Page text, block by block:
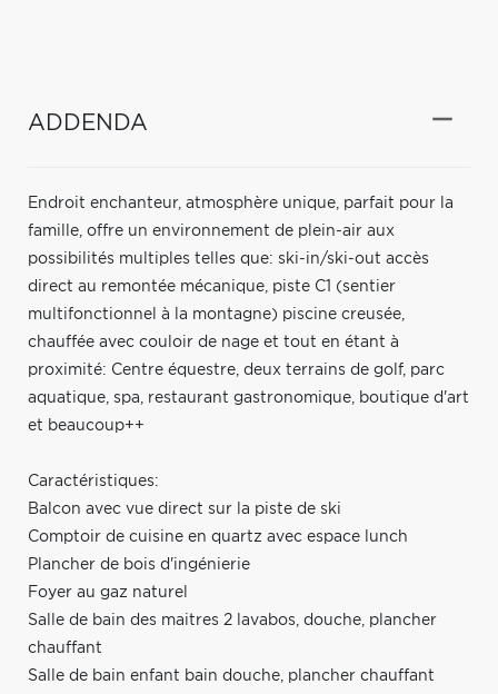
ADDENDA
Endroit enchanteur, atmosphère unique, parfait pour la
famille, offre un environnement de plein-air aux
possibilités multiples telles que: ski-in/ski-out accès
direct au remontée mécanique, piste C1 (sentier
multifonctionnel à la montagne) piscine creusée,
chauffée avec couloir de nage et tout en étant à
proximité: Centre équestre, deux terrains de golf, parc
aquatique, spa, restaurant gastronomique, boutique d'art
et beaucoup++
Caractéristiques:
Balcon avec vue direct sur la piste de ski
Comptoir de cuisine en quartz avec espace lunch
Plancher de bois d'ingénierie
Foyer au gaz naturel
Salle de bain des maitres 2 lavabos, douche, plancher
chauffant
Salle de bain enfant bain douche, plancher chauffant